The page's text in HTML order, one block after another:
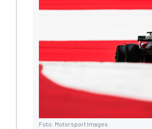
Foto: Motorsport Images